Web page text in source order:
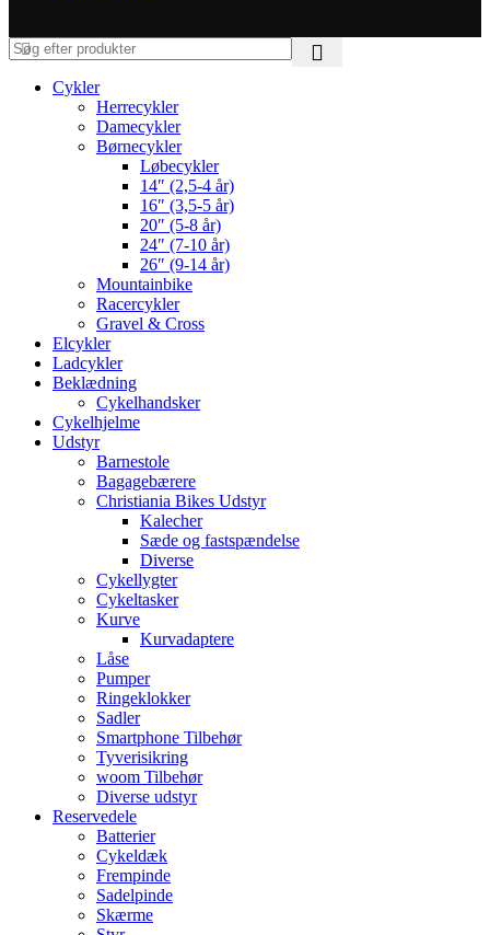
Cykler
Herrecykler
Damecykler
Børnecykler
Løbecykler
14″ (2,5-4 år)
16″ (3,5-5 år)
20″ (5-8 år)
24″ (7-10 år)
26″ (9-14 år)
Mountainbike
Racercykler
Gravel & Cross
Elcykler
Ladcykler
Beklædning
Cykelhandsker
Cykelhjelme
Udstyr
Barnestole
Bagagebærere
Christiania Bikes Udstyr
Kalecher
Sæde og fastspændelse
Diverse
Cykellygter
Cykeltasker
Kurve
Kurvadaptere
Låse
Pumper
Ringeklokker
Sadler
Smartphone Tilbehør
Tyverisikring
woom Tilbehør
Diverse udstyr
Reservedele
Batterier
Cykeldæk
Frempinde
Sadelpinde
Skærme